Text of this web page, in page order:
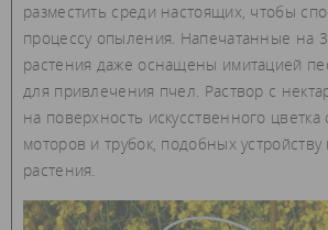
разместить среди настоящих, чтобы
процессу опыления. Напечатанные на
растения даже оснащены имитацией
для привлечения пчел. Раствор с
на поверхность искусственного
моторов и трубок, подобных
растения.